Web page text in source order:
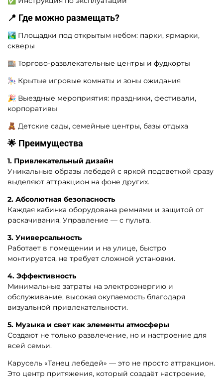
📍 Где можно размещать?
🏞️ Площадки под открытым небом: парки, ярмарки,
скверы
🏬 Торгово-развлекательные центры и фудкорты
🎠 Крытые игровые комнаты и зоны ожидания
🎉 Выездные мероприятия: праздники, фестивали,
корпоративы
🧸 Детские сады, семейные центры, базы отдыха
🌟 Преимущества
1. Привлекательный дизайн
Уникальные образы лебедей с яркой подсветкой сразу
выделяют аттракцион на фоне других.
2. Абсолютная безопасность
Каждая кабинка оборудована ремнями и защитой от
раскачивания. Управление — с пульта.
3. Универсальность
Работает в помещении и на улице, быстро
монтируется, не требует сложной установки.
4. Эффективность
Минимальные затраты на электроэнергию и
обслуживание, высокая окупаемость благодаря
визуальной привлекательности.
5. Музыка и свет как элементы атмосферы
Создают не только развлечение, но и настроение для
всей семьи.
Карусель «Танец лебедей» — это не просто аттракцион.
Это центр притяжения, который создаёт настроение,